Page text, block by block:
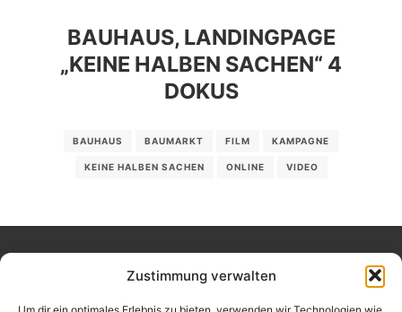
Zustimmung verwalten
BAUHAUS, LANDINGPAGE
„KEINE HALBEN SACHEN“ 4
DOKUS
BAUHAUS BAUMARKT FILM KAMPAGNE
KEINE HALBEN SACHEN ONLINE VIDEO